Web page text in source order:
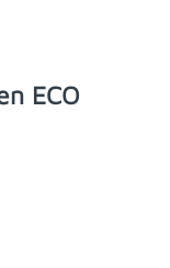
ECO